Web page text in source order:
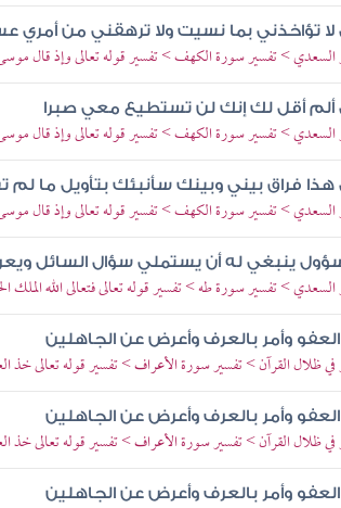
لا تؤاخذني بما نسيت ولا ترهقني من أمري
السعدي > تفسير سورة الكهف > تفسير قوله تعالى وإذ قال موسى
ألم أقل لك إنك لن تستطيع معي صبرا
السعدي > تفسير سورة الكهف > تفسير قوله تعالى وإذ قال موسى
هذا فراق بيني وبينك سأنبئك بتأويل ما
السعدي > تفسير سورة الكهف > تفسير قوله تعالى وإذ قال موسى
ينبغي له أن يستملي سؤال السائل
> تفسير سورة طه > تفسير قوله تعالى فتعالى الله الملك
وأمر بالعرف وأعرض عن الجاهلين
في ظلال القرآن > تفسير سورة الأعراف > تفسير قوله تعالى
وأمر بالعرف وأعرض عن الجاهلين
في ظلال القرآن > تفسير سورة الأعراف > تفسير قوله تعالى
وأمر بالعرف وأعرض عن الجاهلين